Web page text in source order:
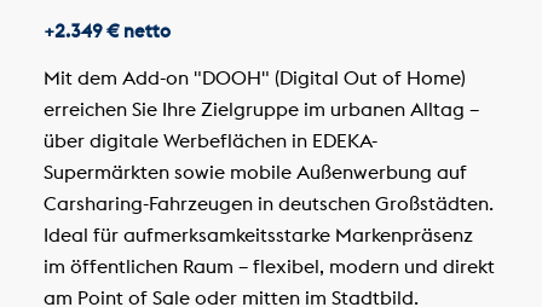
+2.349 € netto
Mit dem Add-on "DOOH" (Digital Out of Home)
erreichen Sie Ihre Zielgruppe im urbanen Alltag –
über digitale Werbeflächen in EDEKA-
Supermärkten sowie mobile Außenwerbung auf
Carsharing-Fahrzeugen in deutschen Großstädten.
Ideal für aufmerksamkeitsstarke Markenpräsenz
im öffentlichen Raum – flexibel, modern und direkt
am Point of Sale oder mitten im Stadtbild.